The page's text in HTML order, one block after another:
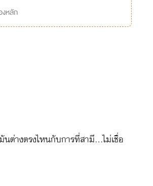
งหลัก
ต่างตรงไหนกับการที่สามี...ไม่เชื่อ